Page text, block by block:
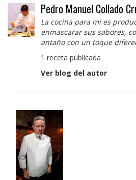
Pedro Manuel Collado
La cocina para mi es
enmascarar sus sabores,
antaño con un toque
1 receta publicada
Ver blog del autor